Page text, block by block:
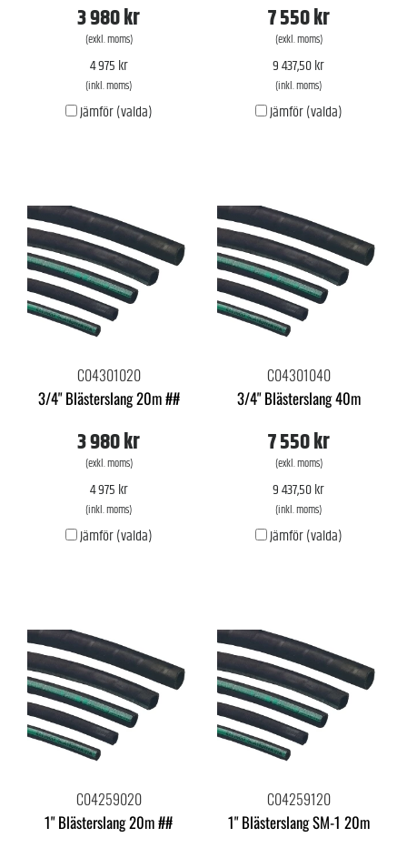
3 980 kr
(exkl. moms)
4 975 kr
(inkl. moms)
Jämför (valda)
7 550 kr
(exkl. moms)
9 437,50 kr
(inkl. moms)
Jämför (valda)
C04301020
3/4" Blästerslang 20m ##
3 980 kr
(exkl. moms)
4 975 kr
(inkl. moms)
Jämför (valda)
C04301040
3/4" Blästerslang 40m
7 550 kr
(exkl. moms)
9 437,50 kr
(inkl. moms)
Jämför (valda)
C04259020
1" Blästerslang 20m ##
C04259120
1" Blästerslang SM-1 20m